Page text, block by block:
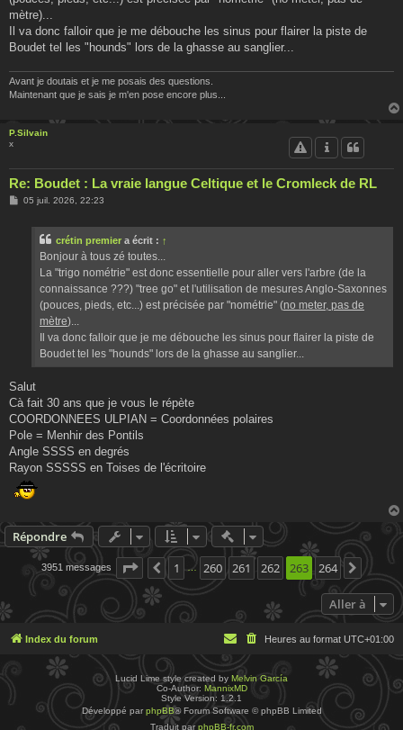
mètre)...
Il va donc falloir que je me débouche les sinus pour flairer la piste de
Boudet tel les "hounds" lors de la ghasse au sanglier...
Avant je doutais et je me posais des questions.
Maintenant que je sais je m'en pose encore plus...
P.Silvain
x
Re: Boudet : La vraie langue Celtique et le Cromleck de RL
M05 juil. 2026, 22:23
crétin premier a écrit : ↑
Bonjour à tous zé toutes...
La "trigo nométrie" est donc essentielle pour aller vers l'arbre (de la
connaissance ???) "tree go" et l'utilisation de mesures Anglo-Saxonnes
(pouces, pieds, etc...) est précisée par "nométrie" (no meter, pas de
mètre)...
Il va donc falloir que je me débouche les sinus pour flairer la piste de
Boudet tel les "hounds" lors de la ghasse au sanglier...
Salut
Cà fait 30 ans que je vous le répète
COORDONNEES ULPIAN = Coordonnées polaires
Pole = Menhir des Pontils
Angle SSSS en degrés
Rayon SSSSS en Toises de l'écritoire
Répondre Actions rapides de
3951 messages Page 263 sur264
Précédente
1 … 260 261 262 263 264
Aller à
Index du forum Heures au format UTC+01:00
Lucid Lime style created by Melvin García
Co-Author: MannixMD
Style Version: 1.2.1
Développé par phpBB® Forum Software © phpBB Limited
Traduit par phpBB-fr.com